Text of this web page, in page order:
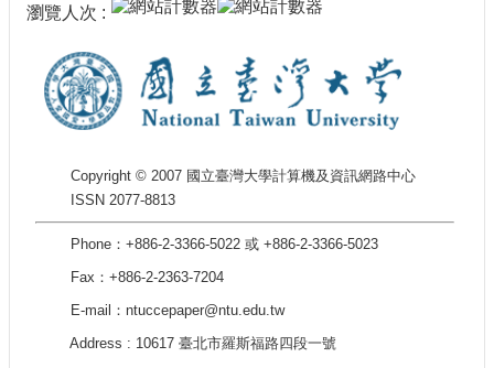
瀏覽人次
Copyright © 2007 國立臺灣大學計算機及資訊網路中心
ISSN 2077-8813
Phone：+886-2-3366-5022 或 +886-2-3366-5023
Fax：+886-2-2363-7204
E-mail：ntuccepaper@ntu.edu.tw
Address : 10617 臺北市羅斯福路四段一號